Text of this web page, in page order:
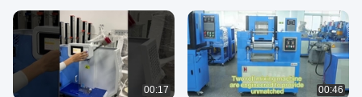
00:17 00:46